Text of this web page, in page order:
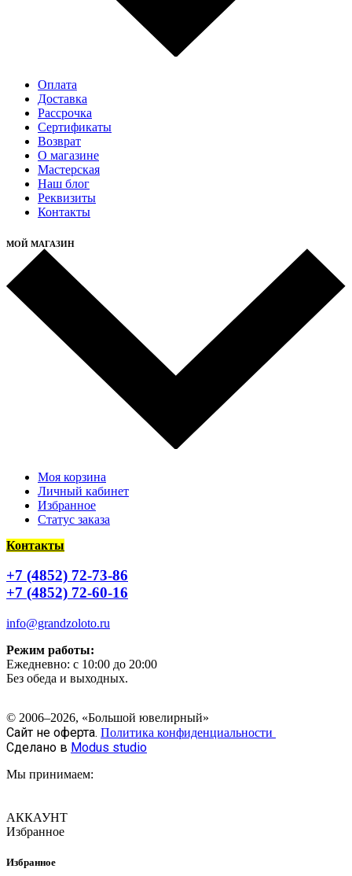
Оплата
Доставка
Рассрочка
Cертификаты
Возврат
О магазине
Мастерская
Наш блог
Реквизиты
Контакты
МОЙ МАГАЗИН
Моя корзина
Личный кабинет
Избранное
Статус заказа
Контакты
+7 (4852) 72-73-86
+7 (4852) 72-60-16
info@grandzoloto.ru
Режим работы:
Ежедневно: с 10:00 до 20:00
Без обеда и выходных.
© 2006–2026, «Большой ювелирный»
Сайт не оферта. Политика конфиденциальности
Сделано в Modus studio
Мы принимаем:
АККАУНТ
Избранное
Избранное